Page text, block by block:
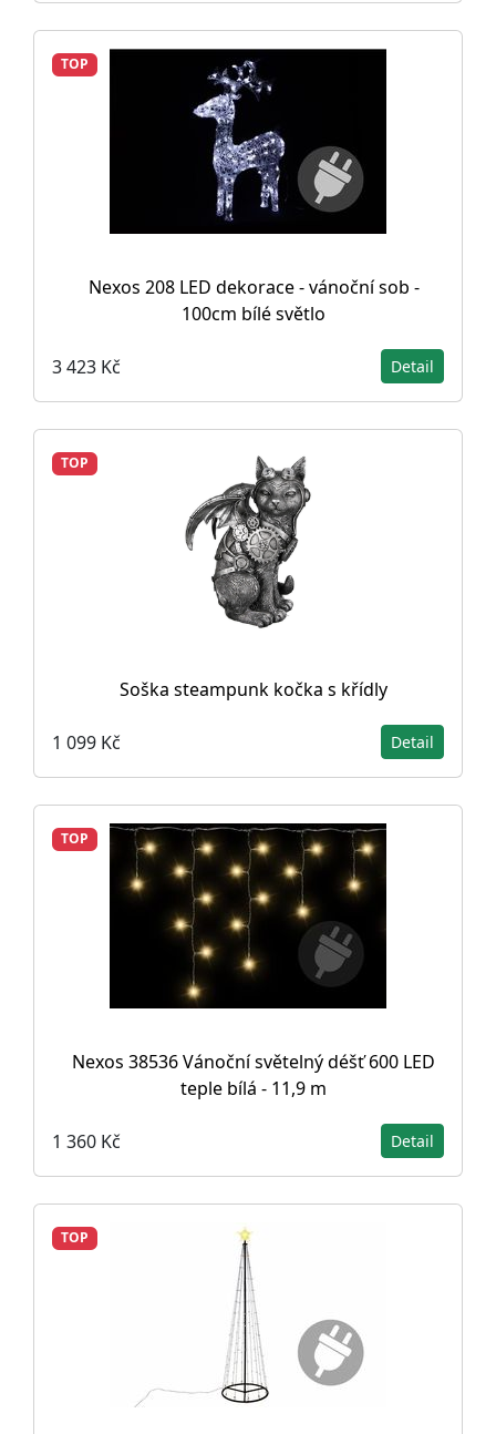
TOP
Nexos 208 LED dekorace - vánoční sob -
100cm bílé světlo
3 423 Kč Detail
TOP
Soška steampunk kočka s křídly
1 099 Kč Detail
TOP
Nexos 38536 Vánoční světelný déšť 600 LED
teple bílá - 11,9 m
1 360 Kč Detail
TOP